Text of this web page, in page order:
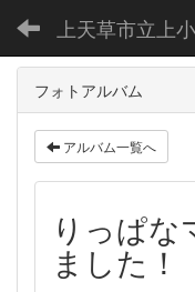
上天草市立上
フォトアルバム
アルバム一覧へ
りっぱな
ました！